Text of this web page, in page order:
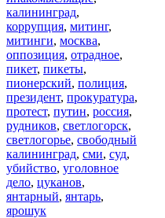
калининград,
коррупция, митинг,
митинги, москва,
оппозиция, отрадное,
пикет, пикеты,
пионерский, полиция,
президент, прокуратура,
протест, путин, россия,
рудников, светлогорск,
светлогорье, свободный
калининград, сми, суд,
убийство, уголовное
дело, цуканов,
янтарный, янтарь,
ярошук